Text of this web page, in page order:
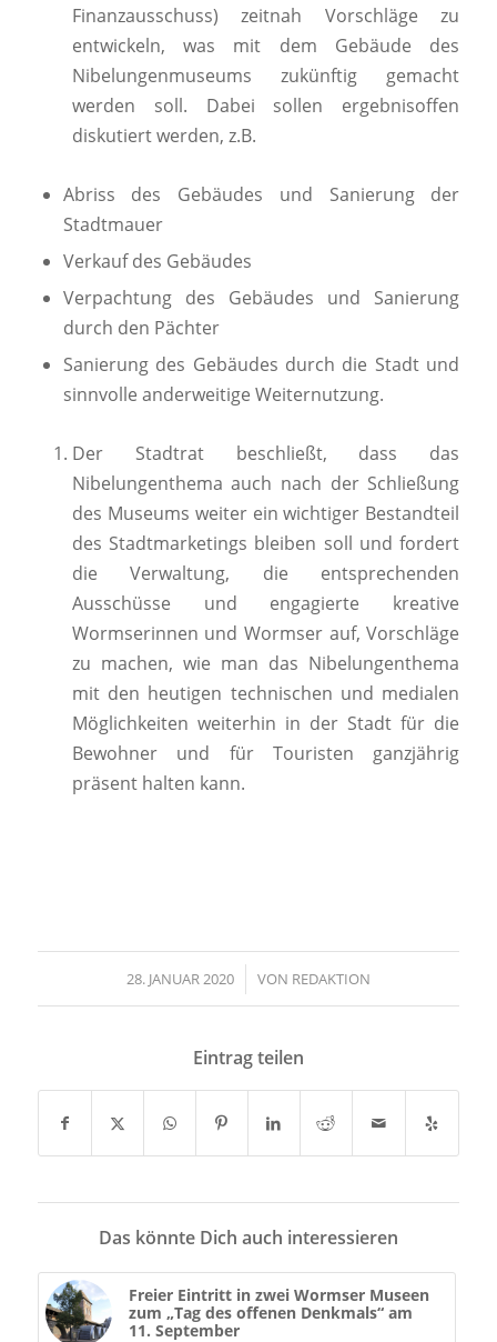
Finanzausschuss) zeitnah Vorschläge zu
entwickeln, was mit dem Gebäude des
Nibelungenmuseums zukünftig gemacht
werden soll. Dabei sollen ergebnisoffen
diskutiert werden, z.B.
Abriss des Gebäudes und Sanierung der
Stadtmauer
Verkauf des Gebäudes
Verpachtung des Gebäudes und Sanierung
durch den Pächter
Sanierung des Gebäudes durch die Stadt und
sinnvolle anderweitige Weiternutzung.
Der Stadtrat beschließt, dass das
Nibelungenthema auch nach der Schließung
des Museums weiter ein wichtiger Bestandteil
des Stadtmarketings bleiben soll und fordert
die Verwaltung, die entsprechenden
Ausschüsse und engagierte kreative
Wormserinnen und Wormser auf, Vorschläge
zu machen, wie man das Nibelungenthema
mit den heutigen technischen und medialen
Möglichkeiten weiterhin in der Stadt für die
Bewohner und für Touristen ganzjährig
präsent halten kann.
28. JANUAR 2020
/ VON REDAKTION
Eintrag teilen
Das könnte Dich auch interessieren
Freier Eintritt in zwei Wormser Museen
zum „Tag des offenen Denkmals“ am
11. September